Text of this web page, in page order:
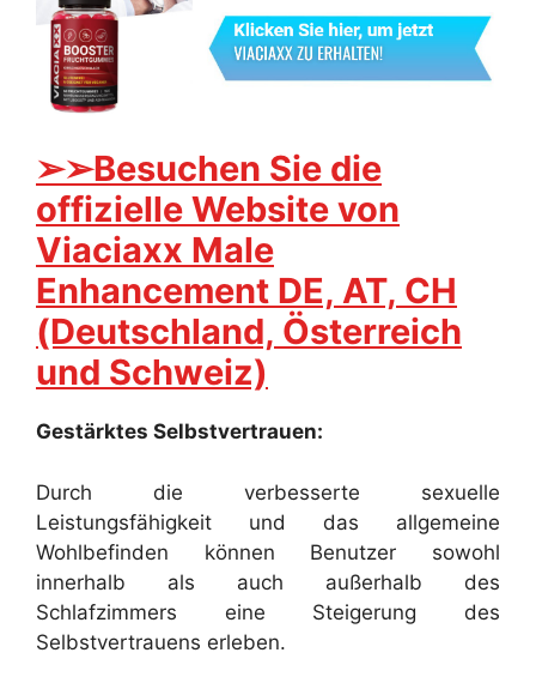
➢➢Besuchen Sie die
offizielle Website von
Viaciaxx Male
Enhancement DE, AT, CH
(Deutschland, Österreich
und Schweiz)
Gestärktes Selbstvertrauen:
Durch die verbesserte sexuelle
Leistungsfähigkeit und das allgemeine
Wohlbefinden können Benutzer sowohl
innerhalb als auch außerhalb des
Schlafzimmers eine Steigerung des
Selbstvertrauens erleben.